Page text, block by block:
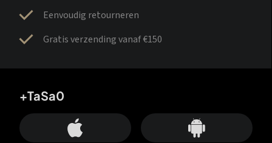
Eenvoudig retourneren
Gratis verzending vanaf €150
+TaSa0